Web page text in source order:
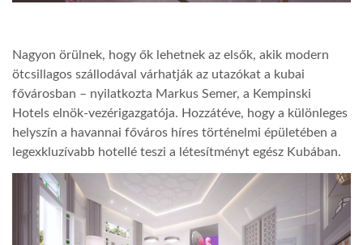
Nagyon örülnek, hogy ők lehetnek az elsők, akik modern
ötcsillagos szállodával várhatják az utazókat a kubai
fővárosban – nyilatkozta Markus Semer, a Kempinski
Hotels elnök-vezérigazgatója. Hozzátéve, hogy a különleges
helyszín a havannai főváros híres történelmi épületében a
legexkluzívabb hotellé teszi a létesítményt egész Kubában.